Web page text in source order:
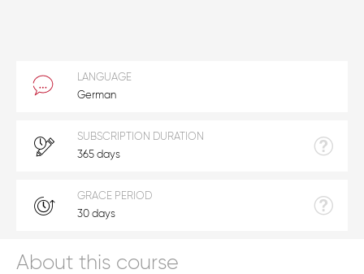
About this course
LANGUAGE
German
SUBSCRIPTION DURATION
365 days
GRACE PERIOD
30 days